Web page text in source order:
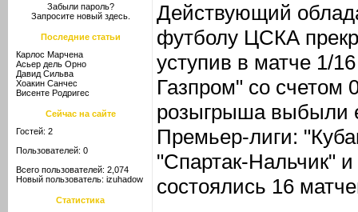
Забыли пароль?
Запросите новый здесь.
Последние статьи
Карлос Марчена
Асьер дель Орно
Давид Сильва
Хоакин Санчес
Висенте Родригес
Сейчас на сайте
Гостей: 2
Пользователей: 0
Всего пользователей: 2,074
Новый пользователь: izuhadow
Статистика
Действующий
футболу ЦСКА
уступив в матче 1/
Газпром" со
розыгрыша выбыли
Премьер-лиги:
"Спартак-Нальчик"
состоялись 16